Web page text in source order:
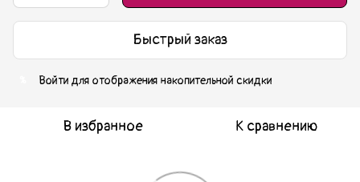
Быстрый заказ
Войти для отображения накопительной скидки
В избранное К сравнению